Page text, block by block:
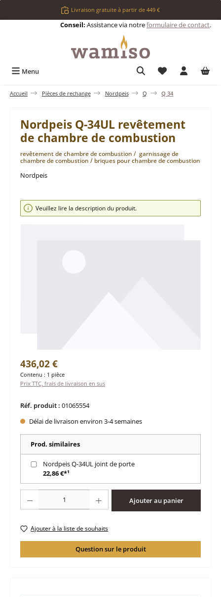
Passer au contenu principalLivraison gratuite à partir de 449 €
Conseil: Assistance via notreformulaire de contact.
Menu Vous avez 0
Accueil Pièces de rechange Nordpeis Q Q 34
Nordpeis Q-34UL revêtement
de chambre de combustion
revêtement de chambre de combustion / garnissage de
chambre de combustion / briques pour chambre de combustion
Nordpeis
Ignorer la galerie d'images
Veuillez lire la description du produit.
Prix régulier :
436,02 €
Contenu : 1 pièce
Prix TTC, frais de livraison en sus
Réf. produit : 01065554
Délai de livraison environ 3-4 semaines
Prod. similaires
Nordpeis Q-34UL joint de porte
22,86 €*¹
Ajouter au panier
Ajouter à la liste de souhaits
Question sur le produit